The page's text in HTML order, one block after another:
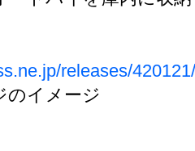
releases/
のイメージ